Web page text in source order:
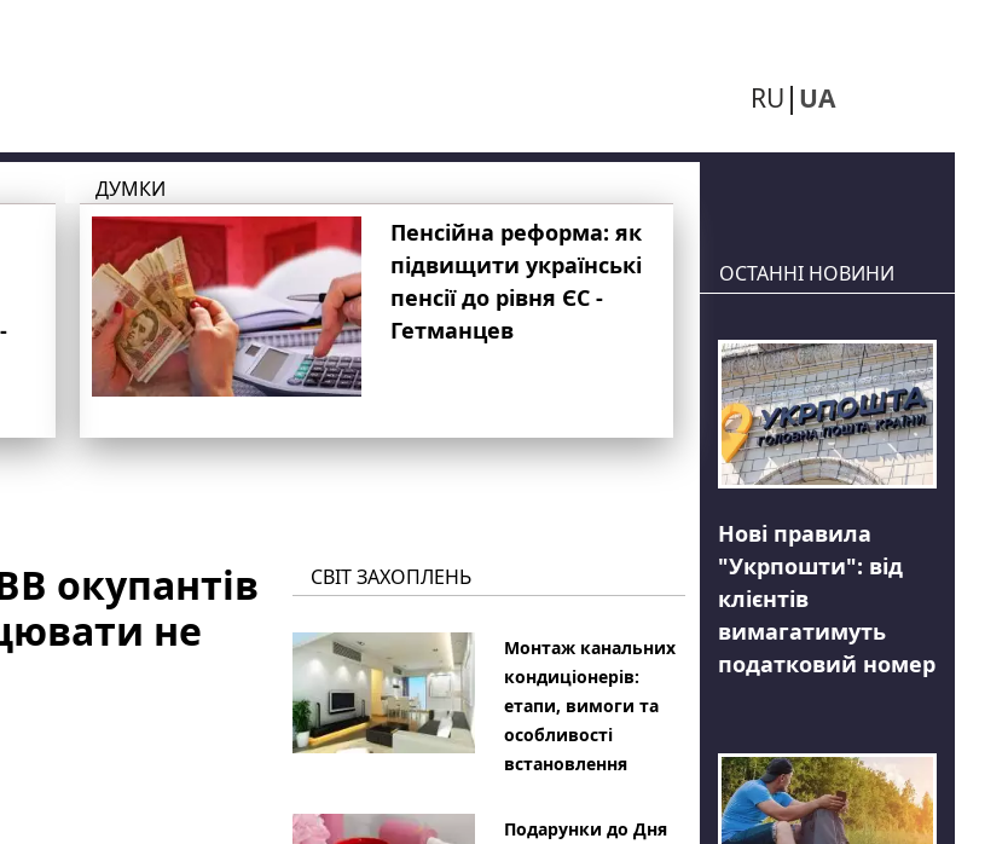
RU UA
ДУМКИ
Пенсійна реформа: як
підвищити українські
пенсії до рівня ЄС -
Гетманцев
окупантів
не
СВІТ ЗАХОПЛЕНЬ
Монтаж канальних
кондиціонерів:
етапи, вимоги та
особливості
встановлення
Подарунки до Дня
ОСТАННІ НОВИНИ
Нові правила
"Укрпошти": від
клієнтів
вимагатимуть
податковий номер